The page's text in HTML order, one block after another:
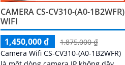
CAMERA CS-CV310-(A0-1B2WFR)
WIFI
1,450,000 ₫
1,875,000 ₫
Camera Wifi CS-CV310-(A0-1B2WFR)